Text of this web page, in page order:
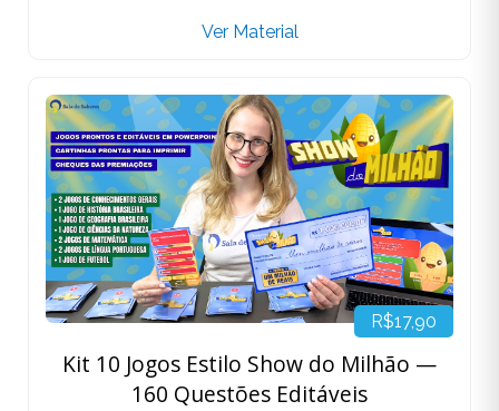
Ver Material
R$17,90
Kit 10 Jogos Estilo Show do Milhão —
160 Questões Editáveis